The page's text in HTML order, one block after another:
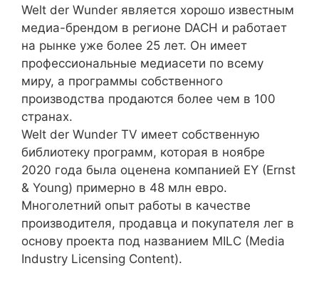
Welt der Wunder является хорошо известным
медиа-брендом в регионе DACH и работает
на рынке уже более 25 лет. Он имеет
профессиональные медиасети по всему
миру, а программы собственного
производства продаются более чем в 100
странах.
Welt der Wunder TV имеет собственную
библиотеку программ, которая в ноябре
2020 года была оценена компанией EY (Ernst
& Young) примерно в 48 млн евро.
Многолетний опыт работы в качестве
производителя, продавца и покупателя лег в
основу проекта под названием MILC (Media
Industry Licensing Content).